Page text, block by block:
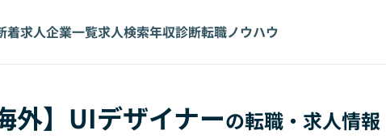
着求人企業一覧求人検索年収診断転職ノウハウ
外】 UIデザイナーの転職・求人情報